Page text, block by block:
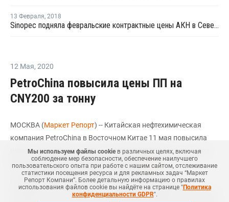
13 Февраля, 2018
Sinopec подняла февральские контрактные цены АКН в Северном Китае
12 Мая, 2020
PetroChina повысила цены ПП на
CNY200 за тонну
МОСКВА (Маркет Репорт) -- Китайская нефтехимическая
компания PetroChina в Восточном Китае 11 мая повысила
цены полипропилена (ПП) на CNY200 (USD28,3) за тонну на
фоне ограничения поставок, сообщаетICIS.
PetroChina повысила цены ПП для нитей и волокон и
литьевого ПП на CNY200 за тонну до CNY7 800 за тонну (USD1
Мы используем файлы cookieв различных целях, включая
соблюдение мер безопасности, обеспечение наилучшего
пользовательского опыта при работе с нашим сайтом, отслеживание
статистики посещения ресурса и для рекламных задач “Маркет
Репорт Компани”. Более детальную информацию о правилах
использования файлов cookie вы найдёте на странице "Политика
конфиденциальности GDPR".